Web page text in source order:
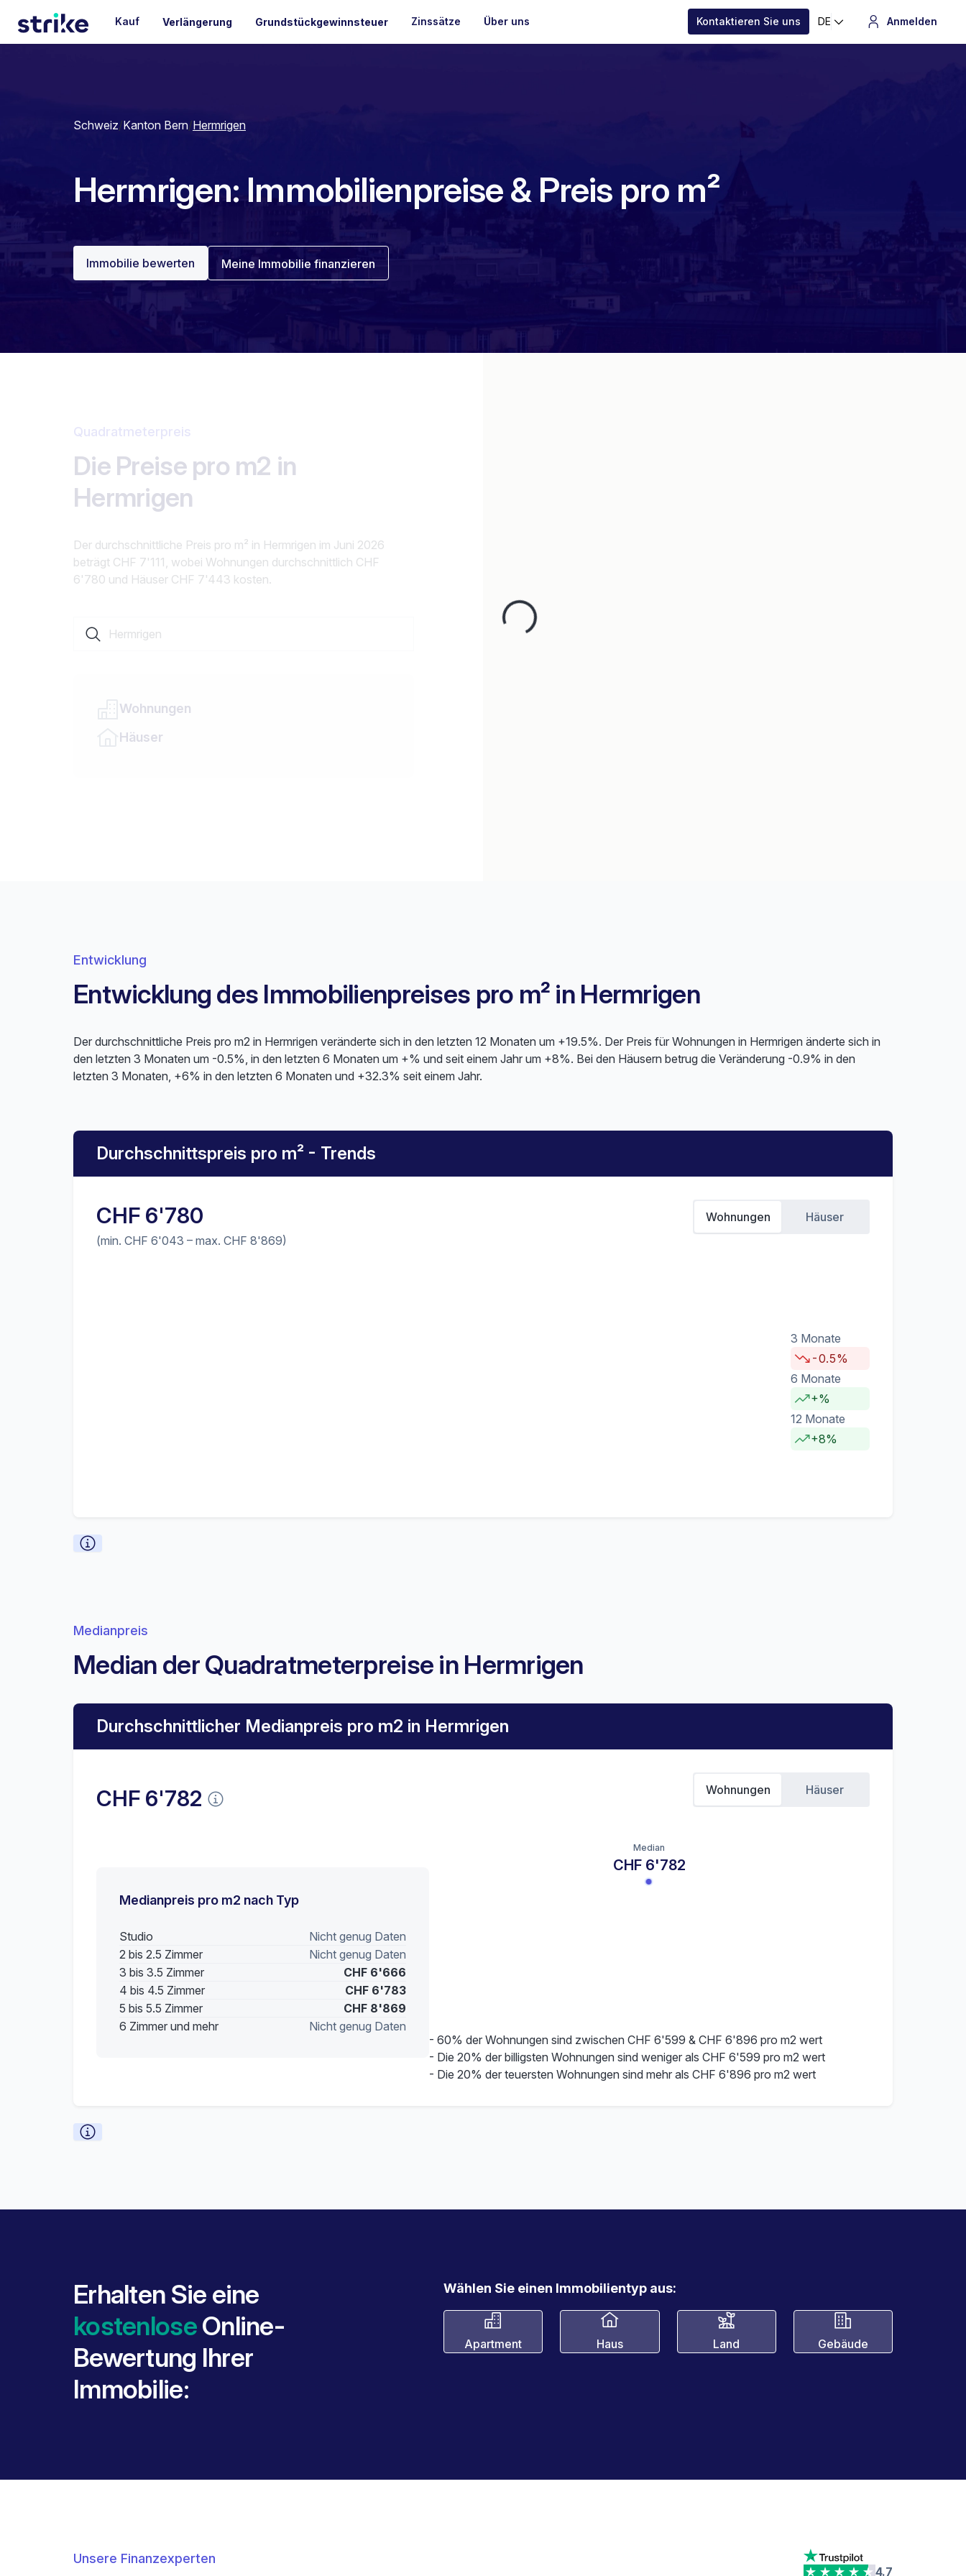
Kauf Verlängerung Grundstückgewinnsteuer Zinssätze Über uns Kontaktieren Sie uns DE Anmelden
Schweiz/Kanton Bern/Hermrigen
Hermrigen: Immobilienpreise & Preis pro m²
Immobilie bewerten Meine Immobilie finanzieren
Loading...
Quadratmeterpreis
Die Preise pro m2 in
Hermrigen
Der durchschnittliche Preis pro m² in Hermrigen im Juni 2026
beträgt CHF 7'111, wobei Wohnungen durchschnittlich CHF
6'780 und Häuser CHF 7'443 kosten.
Wohnungen
Häuser
Entwicklung
Entwicklung des Immobilienpreises pro m² in Hermrigen
Der durchschnittliche Preis pro m2 in Hermrigen veränderte sich in den letzten 12 Monaten um +19.5%. Der Preis für Wohnungen in Hermrigen änderte sich in
den letzten 3 Monaten um -0.5%, in den letzten 6 Monaten um +% und seit einem Jahr um +8%. Bei den Häusern betrug die Veränderung -0.9% in den
letzten 3 Monaten, +6% in den letzten 6 Monaten und +32.3% seit einem Jahr.
Durchschnittspreis pro m² - Trends
CHF 6'780
(min. CHF 6'043 – max. CHF 8'869)
Wohnungen Häuser
3 Monate
-0.5%
6 Monate
+%
12 Monate
+8%
Medianpreis
Median der Quadratmeterpreise in Hermrigen
Durchschnittlicher Medianpreis pro m2 in Hermrigen
CHF 6'782 Wohnungen Häuser
Medianpreis pro m2 nach Typ
Studio
Nicht genug Daten
2 bis 2.5 Zimmer
Nicht genug Daten
3 bis 3.5 Zimmer
CHF 6'666
4 bis 4.5 Zimmer
CHF 6'783
5 bis 5.5 Zimmer
CHF 8'869
6 Zimmer und mehr
Nicht genug Daten
Median
CHF 6'782
- 60% der Wohnungen sind zwischen CHF 6'599 & CHF 6'896 pro m2 wert
- Die 20% der billigsten Wohnungen sind weniger als CHF 6'599 pro m2 wert
- Die 20% der teuersten Wohnungen sind mehr als CHF 6'896 pro m2 wert
Erhalten Sie eine
kostenloseOnline-
Bewertung Ihrer
Immobilie:
Wählen Sie einen Immobilientyp aus:
Apartment Haus Land Gebäude
Unsere Finanzexperten
4.7